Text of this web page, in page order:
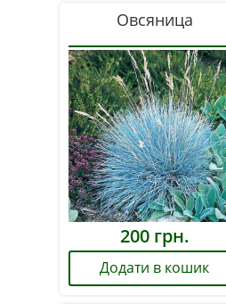
Овсяница
200грн.
Додати в кошик